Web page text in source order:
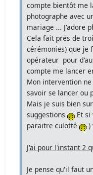
compte bientôt me
photographe avec
mariage ... J'adore
Cela fait prés de
cérémonies) que je
opérateur pour
compte me lancer
Mon intervention
savoir se lancer ou
Mais je suis bien
suggestions
Et si
paraitre culotté
)
J'ai pour l'instant 2
Je pense qu'il faut